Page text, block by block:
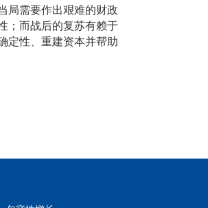
局需要作出艰难的财政
；而战后的复苏有赖于
定性、重建资本并帮助